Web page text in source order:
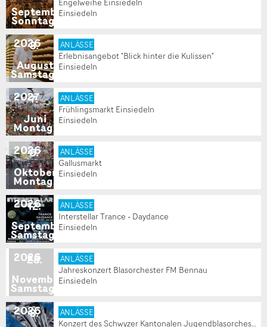
Sonntag
SeptemberEinsiedeln
Samstag
8.
August
2026 ANLÄSSE
Erlebnisangebot "Blick hinter die Kulissen"
Einsiedeln
Montag
7.
Juni
2027 ANLÄSSE
Frühlingsmarkt Einsiedeln
Einsiedeln
Montag
5.
Oktober
2026 ANLÄSSE
Gallusmarkt
Einsiedeln
Samstag
12.
September
2026 ANLÄSSE
Interstellar Trance - Daydance
Einsiedeln
Samstag
28.
November
2026 ANLÄSSE
Jahreskonzert Blasorchester FM Bennau
Einsiedeln
8.
2026 ANLÄSSE
Konzert des Schwyzer Kantonalen Jugendblasorchesters (SKJBO)